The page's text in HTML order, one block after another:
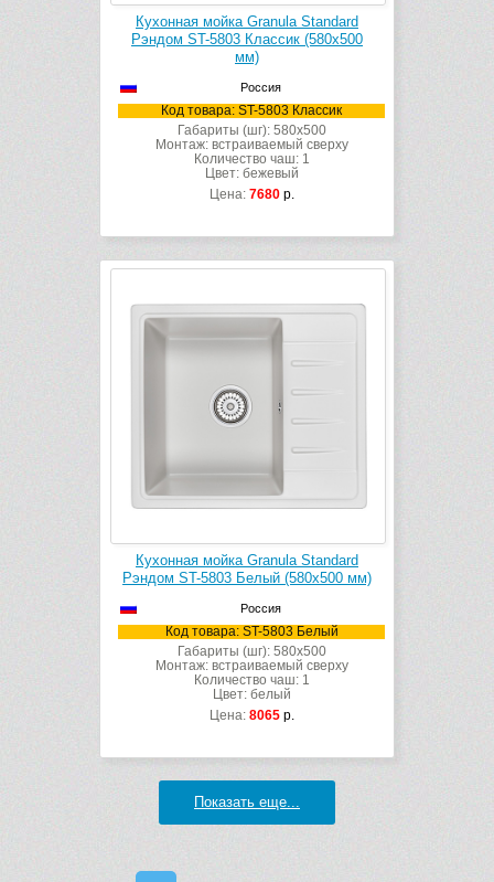
Кухонная мойка Granula Standard
Рэндом ST-5803 Классик (580х500
мм)
Россия
Код товара: ST-5803 Классик
Габариты (шг): 580x500
Монтаж: встраиваемый сверху
Количество чаш: 1
Цвет: бежевый
Цена: 7680р.
Кухонная мойка Granula Standard
Рэндом ST-5803 Белый (580х500 мм)
Россия
Код товара: ST-5803 Белый
Габариты (шг): 580x500
Монтаж: встраиваемый сверху
Количество чаш: 1
Цвет: белый
Цена: 8065р.
Показать еще...